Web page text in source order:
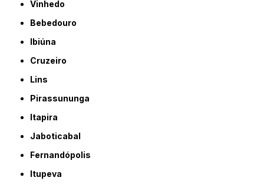
Vinhedo
Bebedouro
Ibiúna
Cruzeiro
Lins
Pirassununga
Itapira
Jaboticabal
Fernandópolis
Itupeva